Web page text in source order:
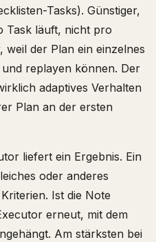
Tasks). Günstiger,
Task läuft, nicht pro
weil der Plan ein einzelnes
replayen können. Der
adaptives Verhalten
Plan an der ersten
liefert ein Ergebnis. Ein
oder anderes
Ist die Note
erneut, mit dem
Am stärksten bei